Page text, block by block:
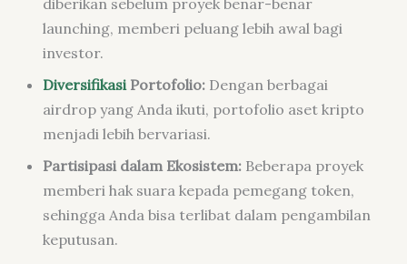
launching, memberi peluang lebih awal bagi
investor.
DiversifikasiPortofolio:Dengan berbagai
airdrop yang Anda ikuti, portofolio aset kripto
menjadi lebih bervariasi.
Partisipasi dalam Ekosistem:Beberapa proyek
memberi hak suara kepada pemegang token,
sehingga Anda bisa terlibat dalam pengambilan
keputusan.